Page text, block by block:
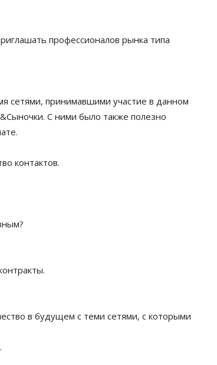
профессионалов рынка типа
сетями, принимавшими участие в данном
С ними было также полезно
контактов.
в будущем с теми сетями, с которыми